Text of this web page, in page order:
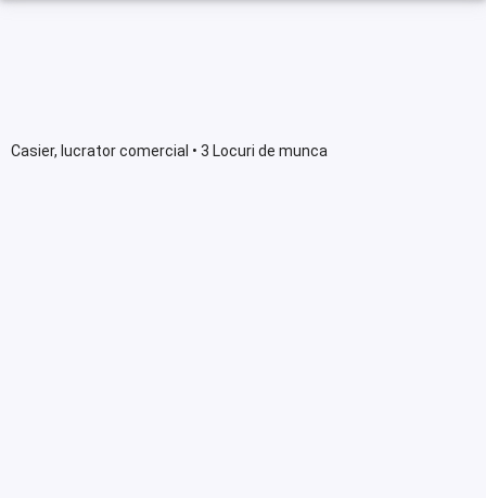
Casier, lucrator comercial • 3 Locuri de munca